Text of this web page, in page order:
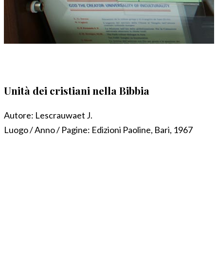
Unità dei cristiani nella Bibbia
Autore: Lescrauwaet J.
Luogo / Anno / Pagine: Edizioni Paoline, Bari, 1967